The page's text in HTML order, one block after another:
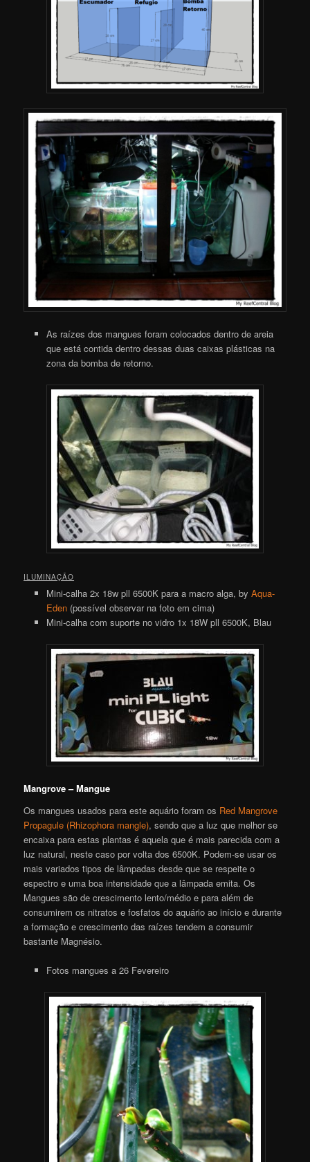
As raízes dos mangues foram colocados dentro de areia
que está contida dentro dessas duas caixas plásticas na
zona da bomba de retorno.
ILUMINAÇÃO
Mini-calha 2x 18w pll 6500K para a macro alga, by Aqua-
Eden(possível observar na foto em cima)
Mini-calha com suporte no vidro 1x 18W pll 6500K, Blau
Mangrove – Mangue
Os mangues usados para este aquário foram os Red Mangrove
Propagule (Rhizophora mangle), sendo que a luz que melhor se
encaixa para estas plantas é aquela que é mais parecida com a
luz natural, neste caso por volta dos 6500K. Podem-se usar os
mais variados tipos de lâmpadas desde que se respeite o
espectro e uma boa intensidade que a lâmpada emita. Os
Mangues são de crescimento lento/médio e para além de
consumirem os nitratos e fosfatos do aquário ao início e durante
a formação e crescimento das raízes tendem a consumir
bastante Magnésio.
Fotos mangues a 26 Fevereiro